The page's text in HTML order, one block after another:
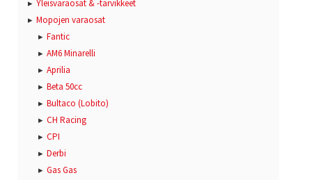
Yleisvaraosat & -tarvikkeet
Mopojen varaosat
Fantic
AM6 Minarelli
Aprilia
Beta 50cc
Bultaco (Lobito)
CH Racing
CPI
Derbi
Gas Gas